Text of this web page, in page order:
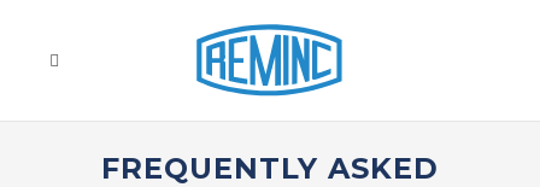
FREQUENTLY ASKED